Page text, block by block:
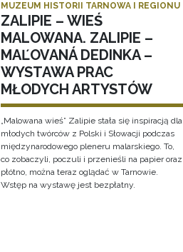
MUZEUM HISTORII TARNOWA I REGIONU
ZALIPIE – WIEŚ
MALOWANA. ZALIPIE –
MAĽOVANÁ DEDINKA –
WYSTAWA PRAC
MŁODYCH ARTYSTÓW
„Malowana wieś” Zalipie stała się inspiracją dla
młodych twórców z Polski i Słowacji podczas
międzynarodowego pleneru malarskiego. To,
co zobaczyli, poczuli i przenieśli na papier oraz
płótno, można teraz oglądać w Tarnowie.
Wstęp na wystawę jest bezpłatny.